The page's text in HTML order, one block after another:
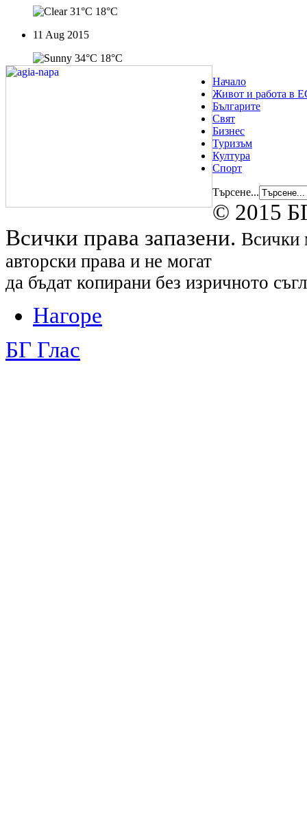
31°C 18°C
11 Aug 2015
34°C 18°C
Начало
Живот и работа в
Българите
Свят
Бизнес
Туризъм
Култура
Спорт
Търсене...
© 2015
Всички права запазени. Всички
авторски права и не могат
да бъдат копирани без изричното
Нагоре
БГ Глас